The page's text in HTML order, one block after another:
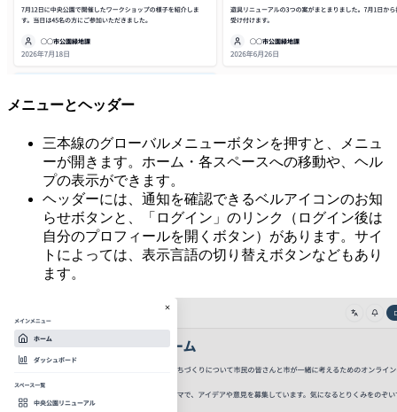
メニューとヘッダー
三本線のグローバルメニューボタンを押すと、メニュ
ーが開きます。ホーム・各スペースへの移動や、ヘル
プの表示ができます。
ヘッダーには、通知を確認できるベルアイコンのお知
らせボタンと、「ログイン」のリンク（ログイン後は
自分のプロフィールを開くボタン）があります。サイ
トによっては、表示言語の切り替えボタンなどもあり
ます。